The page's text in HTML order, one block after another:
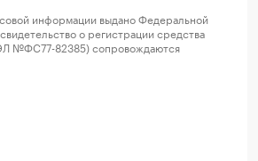
информации выдано Федеральной
о регистрации средства
№ФС77-82385) сопровождаются